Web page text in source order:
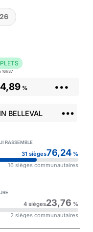
16h37
% •••
BELLEVAL •••
RASSEMBLE
31 sièges76,24%
16 sièges communautaires
4 sièges23,76 %
2 sièges communautaires